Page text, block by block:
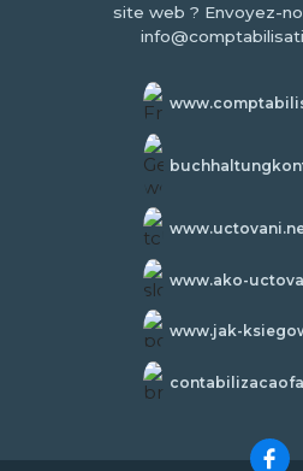
site web ? Envoyez-
www.ako-
www.jak-